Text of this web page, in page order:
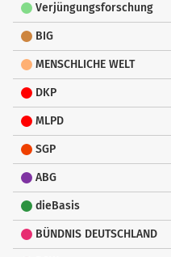
Verjüngungsforschung
BIG
MENSCHLICHE WELT
DKP
MLPD
SGP
ABG
dieBasis
BÜNDNIS DEUTSCHLAND